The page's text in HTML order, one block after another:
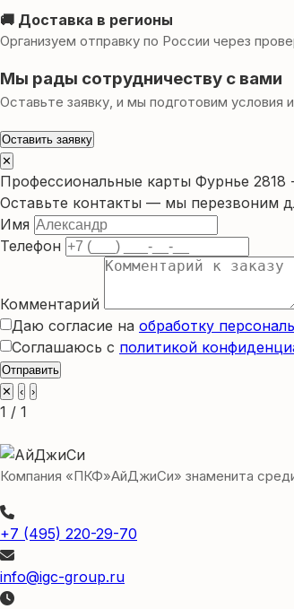
🚚 Доставка в регионы
Организуем отправку по России через
Мы рады сотрудничеству с вами
Оставьте заявку, и мы подготовим условия
Оставить заявку
✕
Профессиональные карты Фурнье 2818
Оставьте контакты — мы перезвоним
Имя
Телефон
Комментарий
Даю согласие на обработку
Соглашаюсь с политикой
Отправить
✕
‹ ›
1 / 1
Компания «ПКФ»АйДжиСи» знаменита среди
+7 (495) 220-29-70
info@igc-group.ru